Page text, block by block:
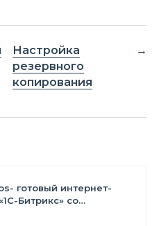
Настройка
резервного
копирования
готовый интернет-
Битрикс» со